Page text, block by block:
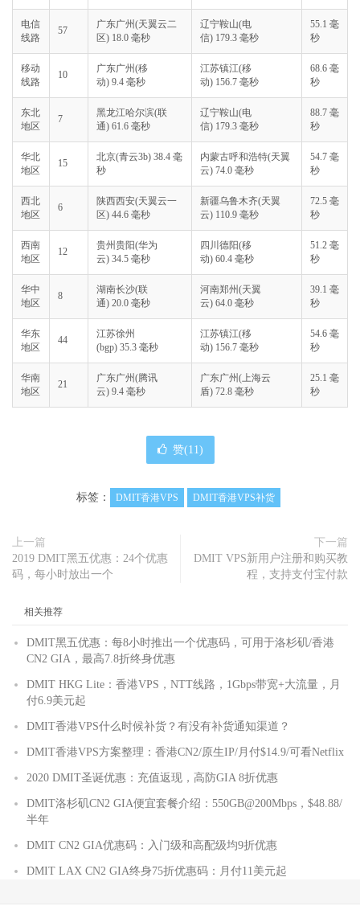
电信
线路
57
广东广州(天翼云二
区) 18.0 毫秒
辽宁鞍山(电
信) 179.3 毫秒
55.1 毫
秒
移动
线路
10
广东广州(移
动) 9.4 毫秒
江苏镇江(移
动) 156.7 毫秒
68.6 毫
秒
东北
地区
7
黑龙江哈尔滨(联
通) 61.6 毫秒
辽宁鞍山(电
信) 179.3 毫秒
88.7 毫
秒
华北
地区
15
北京(青云3b) 38.4 毫
秒
内蒙古呼和浩特(天翼
云) 74.0 毫秒
54.7 毫
秒
西北
地区
6
陕西西安(天翼云一
区) 44.6 毫秒
新疆乌鲁木齐(天翼
云) 110.9 毫秒
72.5 毫
秒
西南
地区
12
贵州贵阳(华为
云) 34.5 毫秒
四川德阳(移
动) 60.4 毫秒
51.2 毫
秒
华中
地区
8
湖南长沙(联
通) 20.0 毫秒
河南郑州(天翼
云) 64.0 毫秒
39.1 毫
秒
华东
地区
44
江苏徐州
(bgp) 35.3 毫秒
江苏镇江(移
动) 156.7 毫秒
54.6 毫
秒
华南
地区
21
广东广州(腾讯
云) 9.4 毫秒
广东广州(上海云
盾) 72.8 毫秒
25.1 毫
秒
赞(11)
标签： DMIT香港VPS DMIT香港VPS补货
上一篇
2019 DMIT黑五优惠：24个优惠
码，每小时放出一个
下一篇
DMIT VPS新用户注册和购买教
程，支持支付宝付款
相关推荐
DMIT黑五优惠：每8小时推出一个优惠码，可用于洛杉矶/香港
CN2 GIA，最高7.8折终身优惠
DMIT HKG Lite：香港VPS，NTT线路，1Gbps带宽+大流量，月
付6.9美元起
DMIT香港VPS什么时候补货？有没有补货通知渠道？
DMIT香港VPS方案整理：香港CN2/原生IP/月付$14.9/可看Netflix
2020 DMIT圣诞优惠：充值返现，高防GIA 8折优惠
DMIT洛杉矶CN2 GIA便宜套餐介绍：550GB@200Mbps，$48.88/
半年
DMIT CN2 GIA优惠码：入门级和高配级均9折优惠
DMIT LAX CN2 GIA终身75折优惠码：月付11美元起